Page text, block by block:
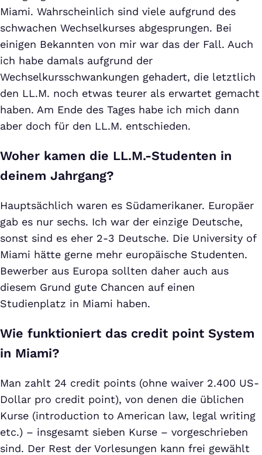
Miami. Wahrscheinlich sind viele aufgrund des
schwachen Wechselkurses abgesprungen. Bei
einigen Bekannten von mir war das der Fall. Auch
ich habe damals aufgrund der
Wechselkursschwankungen gehadert, die letztlich
den LL.M. noch etwas teurer als erwartet gemacht
haben. Am Ende des Tages habe ich mich dann
aber doch für den LL.M. entschieden.
Woher kamen die LL.M.-Studenten in
deinem Jahrgang?
Hauptsächlich waren es Südamerikaner. Europäer
gab es nur sechs. Ich war der einzige Deutsche,
sonst sind es eher 2-3 Deutsche. Die University of
Miami hätte gerne mehr europäische Studenten.
Bewerber aus Europa sollten daher auch aus
diesem Grund gute Chancen auf einen
Studienplatz in Miami haben.
Wie funktioniert das credit point System
in Miami?
Man zahlt 24 credit points (ohne waiver 2.400 US-
Dollar pro credit point), von denen die üblichen
Kurse (introduction to American law, legal writing
etc.) – insgesamt sieben Kurse – vorgeschrieben
sind. Der Rest der Vorlesungen kann frei gewählt